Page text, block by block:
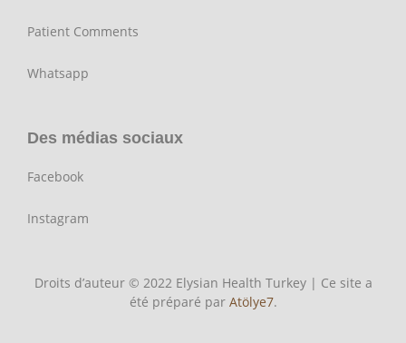
Patient Comments
Whatsapp
Des médias sociaux
Facebook
Instagram
Droits d’auteur © 2022 Elysian Health Turkey | Ce site a
été préparé par Atölye7.